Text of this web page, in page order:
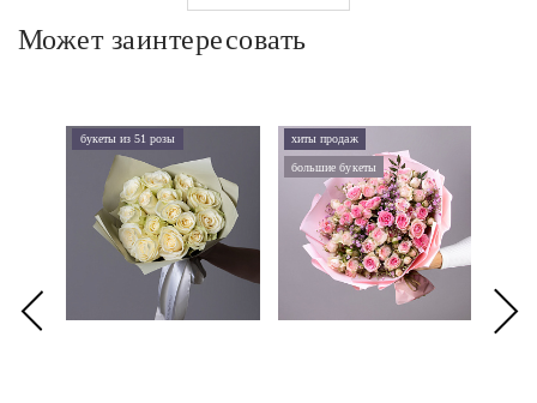
Может заинтересовать
букеты из 51 розы хиты продаж
большие букеты